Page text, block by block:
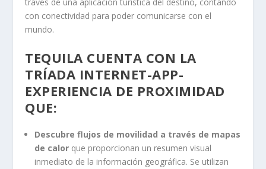
con conectividad para poder comunicarse con el
mundo.
TEQUILA CUENTA CON LA
TRÍADA INTERNET-APP-
EXPERIENCIA DE PROXIMIDAD
QUE:
Descubre flujos de movilidad a través de mapas
de calor que proporcionan un resumen visual
inmediato de la información geográfica. Se utilizan